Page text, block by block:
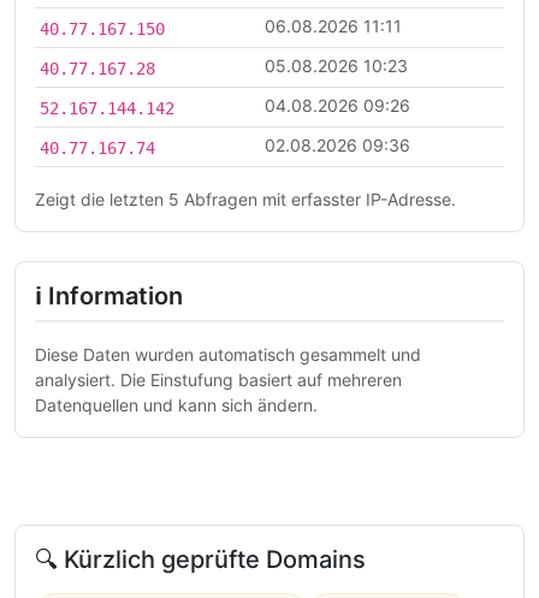
40.77.167.150 06.08.2026 11:11
40.77.167.28 05.08.2026 10:23
52.167.144.142 04.08.2026 09:26
40.77.167.74 02.08.2026 09:36
Zeigt die letzten 5 Abfragen mit erfasster IP-Adresse.
ℹ Information
Diese Daten wurden automatisch gesammelt und
analysiert. Die Einstufung basiert auf mehreren
Datenquellen und kann sich ändern.
🔍 Kürzlich geprüfte Domains